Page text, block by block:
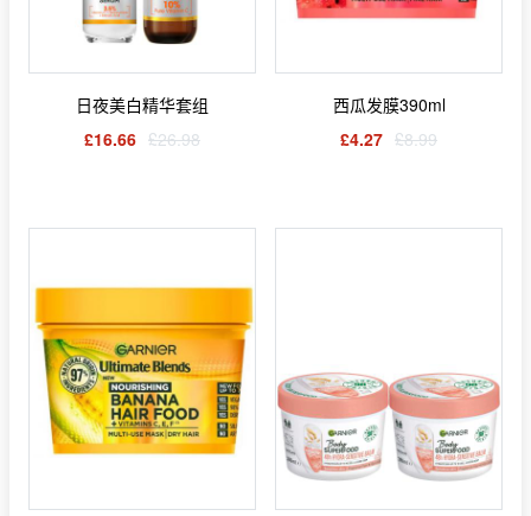
日夜美白精华套组
£16.66 £26.98
西瓜发膜390ml
£4.27 £8.99